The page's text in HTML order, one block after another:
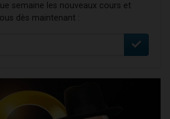
semaine les nouveaux cours et
dès maintenant :